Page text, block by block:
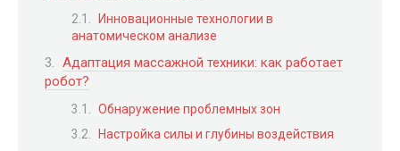
Инновационные технологии в
анатомическом анализе
Адаптация массажной техники: как работает
робот?
Обнаружение проблемных зон
Настройка силы и глубины воздействия